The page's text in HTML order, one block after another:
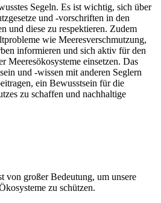
Segeln. Es ist wichtig, sich über
und -vorschriften in den
und diese zu respektieren. Zudem
wie Meeresverschmutzung,
informieren und sich aktiv für den
Meeresökosysteme einsetzen. Das
und -wissen mit anderen Seglern
ein Bewusstsein für die
zu schaffen und nachhaltige
von großer Bedeutung, um unsere
zu schützen.